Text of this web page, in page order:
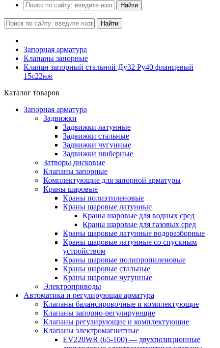
Найти
Найти
Запорная арматура
Клапаны запорные
Клапан запорный стальной Ду32 Ру40 фланцевый
15с22нж
Каталог товаров
Запорная арматура
Задвижки
Задвижки латунные
Задвижки стальные
Задвижки чугунные
Задвижки шиберные
Затворы дисковые
Клапаны запорные
Комплектующие для запорной арматуры
Краны шаровые
Краны полиэтиленовые
Краны шаровые латунные
Краны шаровые для водных сред
Краны шаровые для газовых сред
Краны шаровые латунные водоразборные
Краны шаровые латунные со спускным
устройством
Краны шаровые полипропиленовые
Краны шаровые стальные
Краны шаровые чугунные
Электроприводы
Автоматика и регулирующая арматура
Клапаны балансировочные и комплектующие
Клапаны запорно-регулирующие
Клапаны регулирующие и комплектующие
Клапаны электромагнитные
EV220WR (65-100) — двухпозиционные